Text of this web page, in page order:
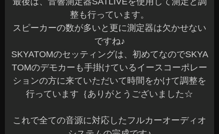
整も行っています。
スピーカーの数が多いと更に測定器は欠かせない
ですね♪
SKYATOMのセッティングは、初めてなのでSKYA
TOMのデモカーも手掛けているイースコーポレー
ションの方に来ていただいて時間をかけて調整を
行っています｛ありがとうございました☆
これで全ての音源に対応したフルカーオーディオ